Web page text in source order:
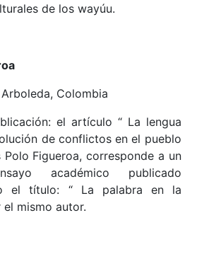
de los wayúu.
Colombia
el artículo “ La lengua
de conflictos en el pueblo
Polo Figueroa, corresponde a un
académico publicado
el título: “ La palabra en la
mismo autor.